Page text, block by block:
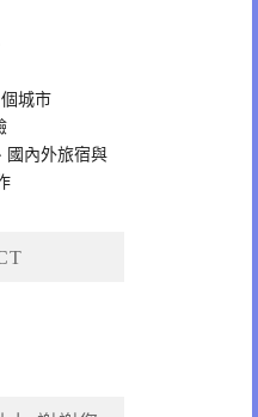
城市
國內外旅宿與